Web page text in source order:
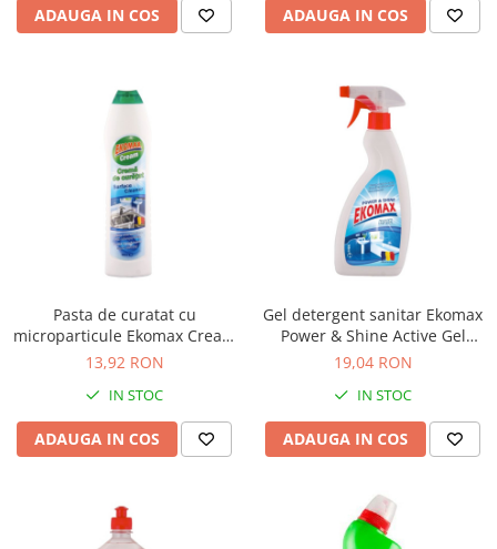
Masti de protectie respiratorie
Accesorii pentru protectia muncii
Sosete de lucru
Diverse accesorii
Articole de unica folosinta
Copii - tricouri si hanorace
Flipchart-uri
Ecrane Interactive
Sisteme de afisare
Ecrane de proiectie
Table magnetice (whiteboard-uri)
Electronice si accesorii tech
ADAUGA IN COS ADAUGA IN COS
Pasta de curatat cu
microparticule Ekomax Cream
500ml
13,92 RON
IN STOC
ADAUGA IN COS
Gel detergent sanitar Ekomax
Power & Shine Active Gel
500ml
19,04 RON
IN STOC
ADAUGA IN COS